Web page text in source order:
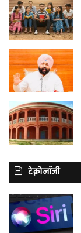
टेक्नोलॉजी